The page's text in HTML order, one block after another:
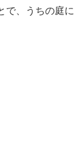
で、うちの庭に